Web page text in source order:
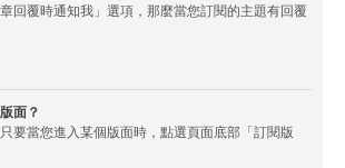
回覆時通知我」選項，那麼當您訂閱的主題有回覆
面？
要當您進入某個版面時，點選頁面底部「訂閱版